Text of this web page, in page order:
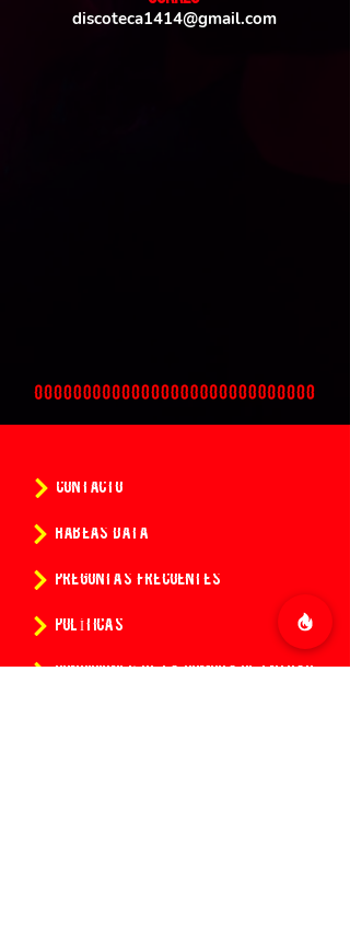
discoteca1414@gmail.com
CONTACTO
HABEAS DATA
PREGUNTAS FRECUENTES
POLÍTICAS